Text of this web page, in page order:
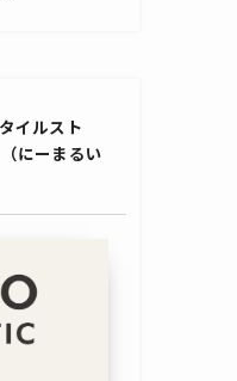
イルスト
にーまるい